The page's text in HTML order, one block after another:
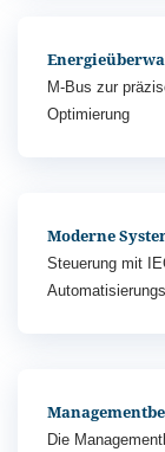
M-Bus zur
Optimierung
Moderne
Steuerung mit
Die